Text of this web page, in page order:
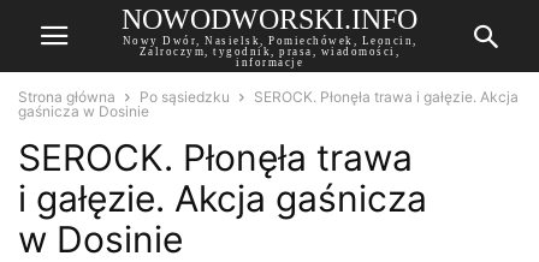
NOWODWORSKI.INFO
Nowy Dwór, Nasielsk, Pomiechówek, Leoncin,
Zalroczym, tygodnik, prasa, wiadomości,
informacje
Strona główna Po sąsiedzku
SEROCK. Płonęła trawa i gałęzie. Akcja
gaśnicza w Dosinie
SEROCK. Płonęła trawa
i gałęzie. Akcja gaśnicza
w Dosinie